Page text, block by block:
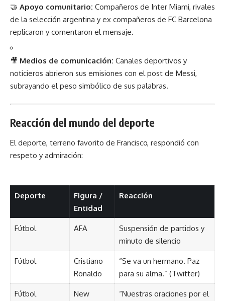
🤝 Apoyo comunitario: Compañeros de Inter Miami, rivales
de la selección argentina y ex compañeros de FC Barcelona
replicaron y comentaron el mensaje.
🎥 Medios de comunicación: Canales deportivos y
noticieros abrieron sus emisiones con el post de Messi,
subrayando el peso simbólico de sus palabras.
Reacción del mundo del deporte
El deporte, terreno favorito de Francisco, respondió con
respeto y admiración:
Deporte
Figura /
Entidad
Reacción
Fútbol AFA
Suspensión de partidos y
minuto de silencio
Fútbol
Cristiano
Ronaldo
“Se va un hermano. Paz
para su alma.” (Twitter)
Fútbol
New
“Nuestras oraciones por el